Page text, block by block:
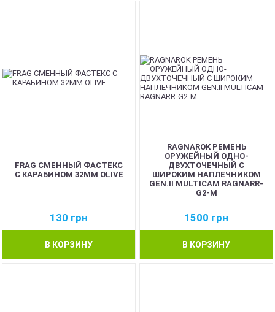
FRAG СМЕННЫЙ ФАСТЕКС
С КАРАБИНОМ 32ММ OLIVE
130 грн
В КОРЗИНУ
RAGNAROK РЕМЕНЬ
ОРУЖЕЙНЫЙ ОДНО-
ДВУХТОЧЕЧНЫЙ С
ШИРОКИМ НАПЛЕЧНИКОМ
GEN.II MULTICAM RAGNARR-
G2-M
1500 грн
В КОРЗИНУ